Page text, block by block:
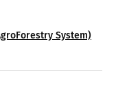
System)